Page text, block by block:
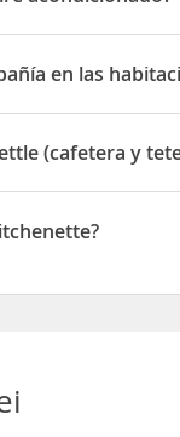
en las
las habitaciones
(cafetera y
y tetera)